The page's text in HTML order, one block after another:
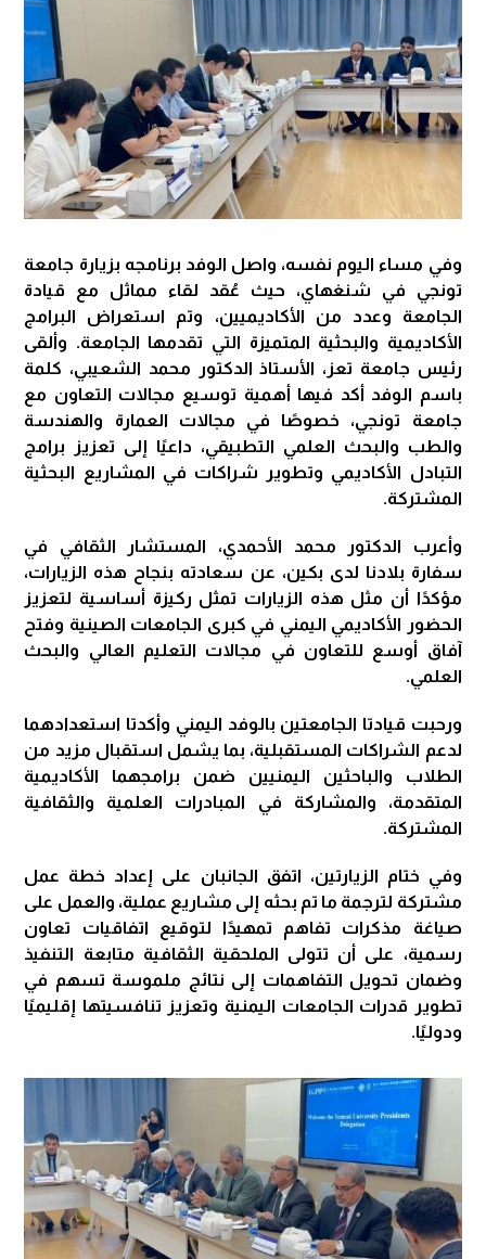
وفي مساء اليوم نفسه، واصل الوفد برنامجه بزيارة جامعة
تونجي في شنغهاي، حيث عُقد لقاء مماثل مع قيادة
الجامعة وعدد من الأكاديميين، وتم استعراض البرامج
الأكاديمية والبحثية المتميزة التي تقدمها الجامعة. وألقى
رئيس جامعة تعز، الأستاذ الدكتور محمد الشعيبي، كلمة
باسم الوفد أكد فيها أهمية توسيع مجالات التعاون مع
جامعة تونجي، خصوصًا في مجالات العمارة والهندسة
والطب والبحث العلمي التطبيقي، داعيًا إلى تعزيز برامج
التبادل الأكاديمي وتطوير شراكات في المشاريع البحثية
المشتركة.
وأعرب الدكتور محمد الأحمدي، المستشار الثقافي في
سفارة بلادنا لدى بكين، عن سعادته بنجاح هذه الزيارات،
مؤكدًا أن مثل هذه الزيارات تمثل ركيزة أساسية لتعزيز
الحضور الأكاديمي اليمني في كبرى الجامعات الصينية وفتح
آفاق أوسع للتعاون في مجالات التعليم العالي والبحث
العلمي.
ورحبت قيادتا الجامعتين بالوفد اليمني وأكدتا استعدادهما
لدعم الشراكات المستقبلية، بما يشمل استقبال مزيد من
الطلاب والباحثين اليمنيين ضمن برامجهما الأكاديمية
المتقدمة، والمشاركة في المبادرات العلمية والثقافية
المشتركة.
وفي ختام الزيارتين، اتفق الجانبان على إعداد خطة عمل
مشتركة لترجمة ما تم بحثه إلى مشاريع عملية، والعمل على
صياغة مذكرات تفاهم تمهيدًا لتوقيع اتفاقيات تعاون
رسمية، على أن تتولى الملحقية الثقافية متابعة التنفيذ
وضمان تحويل التفاهمات إلى نتائج ملموسة تسهم في
تطوير قدرات الجامعات اليمنية وتعزيز تنافسيتها إقليميًا
ودوليًا.